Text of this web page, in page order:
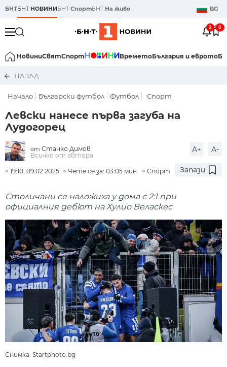
БНТБНТ НОВИНИБНТСпортБНТ На живо BG
2 0
НовиниСвятСпорт ВреметоБългария и еврото
НАЗАД
Начало Български футбол Футбол Спорт
Левски нанесе първа загуба на
Лудогорец
от Станко Димов
Всичко от автора
A+ A-
19:10, 09.02.2025 Чете се за: 03:05 мин. Спорт Запази
Столичани се наложиха у дома с 2:1 при
официалния дебют на Хулио Веласкес
Снимка: Startphoto.bg